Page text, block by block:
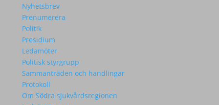
Nyhetsbrev
Prenumerera
Politik
Presidium
Ledamöter
Politisk styrgrupp
Sammanträden och handlingar
Protokoll
Om Södra sjukvårdsregionen